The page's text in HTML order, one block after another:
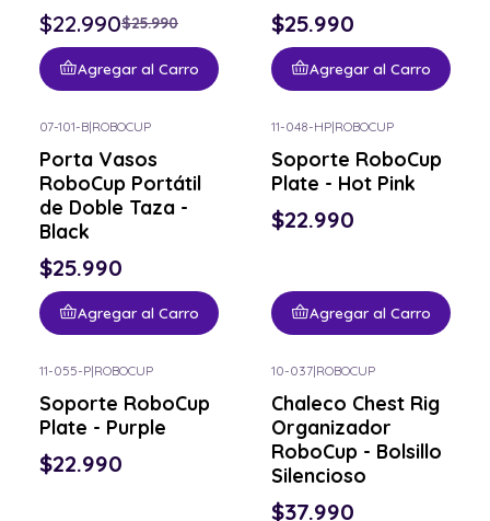
$22.990$25.990
Agregar al Carro
$25.990
Agregar al Carro
07-101-B|ROBOCUP
Porta Vasos
RoboCup Portátil
de Doble Taza -
Black
$25.990
Agregar al Carro
11-048-HP|ROBOCUP
Soporte RoboCup
Plate - Hot Pink
$22.990
Agregar al Carro
11-055-P|ROBOCUP
Soporte RoboCup
Plate - Purple
$22.990
10-037|ROBOCUP
Chaleco Chest Rig
Organizador
RoboCup - Bolsillo
Silencioso
$37.990